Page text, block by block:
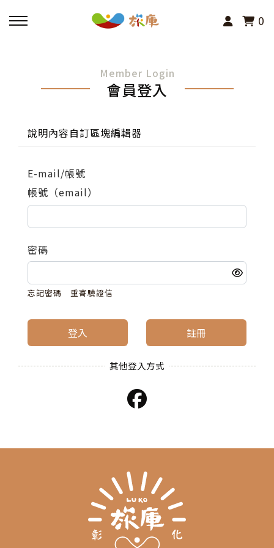
0
小旅行及主題導覽
講座、體驗與課程
其他活動
Member Login
會員登入
說明內容自訂區塊編輯器
E-mail/帳號
帳號（email）
密碼
忘記密碼 重寄驗證信
登入 註冊